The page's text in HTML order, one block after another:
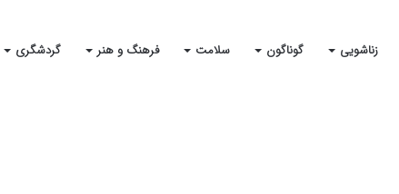
زناشویی گوناگون سلامت فرهنگ و هنر گردشگری